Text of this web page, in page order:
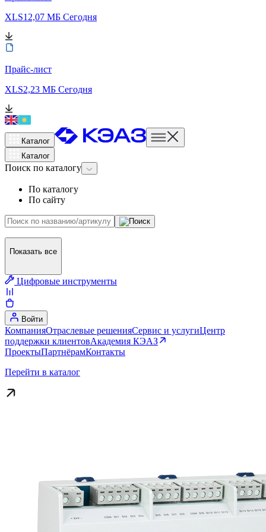
XLS12,07 МБ Сегодня
Прайс-лист
XLS2,23 МБ Сегодня
Каталог
Каталог
Поиск по каталогу
По каталогу
По сайту
Показать все
Цифровые инструменты
Войти
КомпанияОтраслевые решенияСервис и услугиЦентр
поддержки клиентовАкадемия КЭАЗ
ПроектыПартнёрамКонтакты
Перейти в каталог